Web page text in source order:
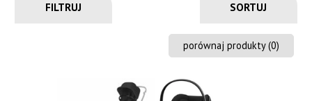
FILTRUJ
porównaj produkty (0)